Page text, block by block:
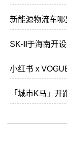
新能源物流车
SK-II于海南开
小红书 x
「城市K马」